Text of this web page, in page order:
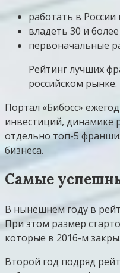
работать в России
владеть 30 и
первоначальные
Рейтинг лучших
российском рынке.
Портал «Бибосс»
инвестиций, динамике
отдельно топ-5
бизнеса.
Самые
В нынешнем году в
При этом размер
которые в 2016-м
Второй год подряд